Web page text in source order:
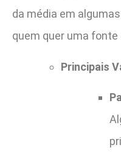
da média em
quem quer uma fonte
Principais